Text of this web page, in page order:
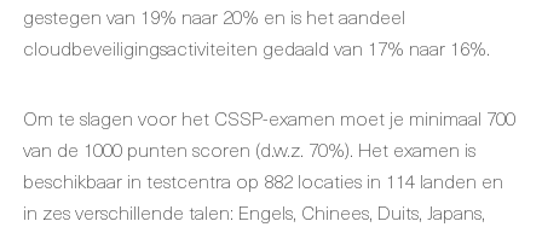
gestegen van 19% naar 20% en is het aandeel
cloudbeveiligingsactiviteiten gedaald van 17% naar 16%.
Om te slagen voor het CSSP-examen moet je minimaal 700
van de 1000 punten scoren (d.w.z. 70%). Het examen is
beschikbaar in testcentra op 882 locaties in 114 landen en
in zes verschillende talen: Engels, Chinees, Duits, Japans,